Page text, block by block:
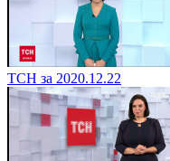
ТСН за 2020.12.22